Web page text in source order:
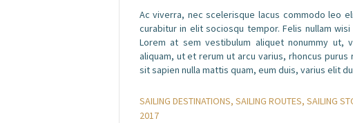
Ac viverra, nec scelerisque lacus commodo leo
curabitur in elit sociosqu tempor. Felis nullam
Lorem at sem vestibulum aliquet nonummy ut,
aliquam, ut et rerum ut arcu varius, rhoncus
sit sapien nulla mattis quam, eum duis, varius elit
SAILING DESTINATIONS, SAILING ROUTES, SAILING
2017